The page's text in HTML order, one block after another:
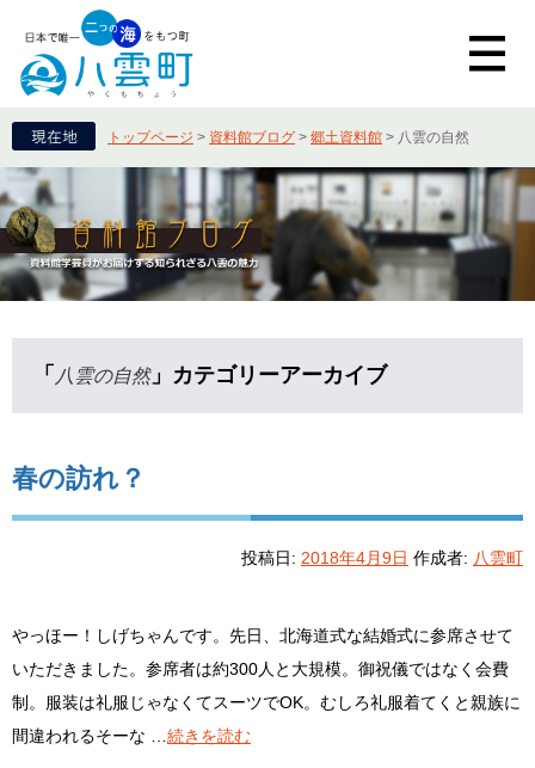
トップページ > 資料館ブログ > 郷土資料館 > 八雲の自然
「 八雲の自然」カテゴリーアーカイブ
春の訪れ？
投稿日: 2018年4月9日 作成者: 八雲町
やっほー！しげちゃんです。先日、北海道式な結婚式に参席させて
いただきました。参席者は約300人と大規模。御祝儀ではなく会費
制。服装は礼服じゃなくてスーツでOK。むしろ礼服着てくと親族に
間違われるそーな … 続きを読む